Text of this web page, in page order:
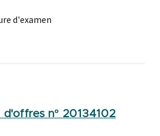
d'examen
nº 20134102